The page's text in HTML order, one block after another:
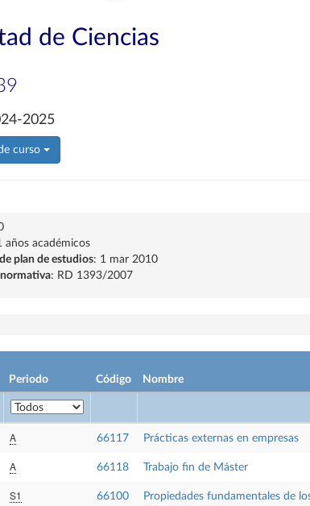
de Ciencias
2025
curso
años académicos
plan de estudios: 1 mar 2010
normativa: RD 1393/2007
Periodo Código Nombre
A 66117 Prácticas externas en empresas
A 66118 Trabajo fin de Máster
S1 66100
Propiedades fundamentales de